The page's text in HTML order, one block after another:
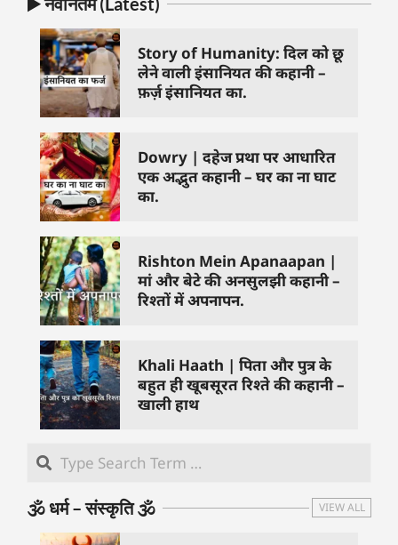
Story of Humanity: दिल को छू
लेने वाली इंसानियत की कहानी –
फ़र्ज़ इंसानियत का.
Dowry | दहेज प्रथा पर आधारित
एक अद्भुत कहानी – घर का ना घाट
का.
Rishton Mein Apanaapan |
मां और बेटे की अनसुलझी कहानी –
रिश्तों में अपनापन.
Khali Haath | पिता और पुत्र के
बहुत ही खूबसूरत रिश्ते की कहानी –
खाली हाथ
🕉️ धर्म – संस्कृति 🕉️ VIEW ALL